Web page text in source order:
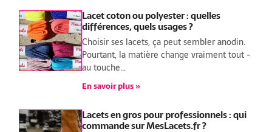
Lacet coton ou polyester : quelles
différences, quels usages ?
Choisir ses lacets, ça peut sembler anodin.
Pourtant, la matière change vraiment tout -
au touche…
En savoir plus »
Lacets en gros pour professionnels : qui
commande sur MesLacets.fr ?